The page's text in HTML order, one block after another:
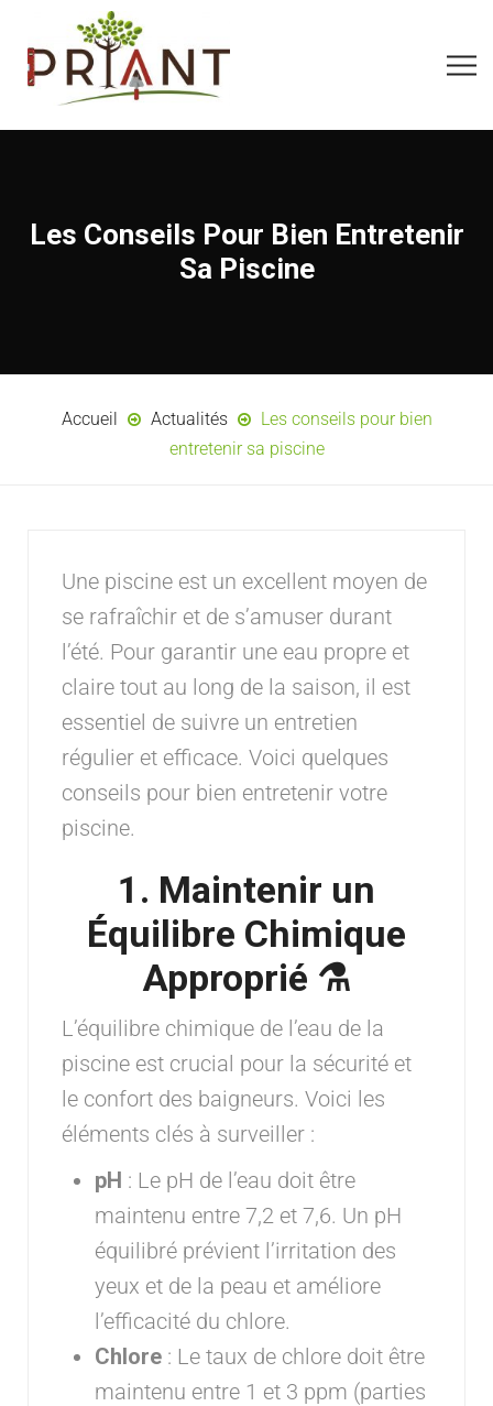
Les Conseils Pour Bien Entretenir
Sa Piscine
Accueil Actualités
Les conseils pour bien
entretenir sa piscine
Une piscine est un excellent moyen de
se rafraîchir et de s’amuser durant
l’été. Pour garantir une eau propre et
claire tout au long de la saison, il est
essentiel de suivre un entretien
régulier et efficace. Voici quelques
conseils pour bien entretenir votre
piscine.
1. Maintenir un
Équilibre Chimique
Approprié ⚗️
L’équilibre chimique de l’eau de la
piscine est crucial pour la sécurité et
le confort des baigneurs. Voici les
éléments clés à surveiller :
pH : Le pH de l’eau doit être
maintenu entre 7,2 et 7,6. Un pH
équilibré prévient l’irritation des
yeux et de la peau et améliore
l’efficacité du chlore.
Chlore : Le taux de chlore doit être
maintenu entre 1 et 3 ppm (parties